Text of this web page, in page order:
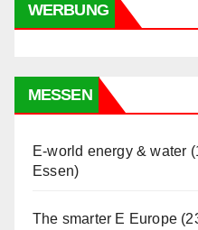
WERBUNG
MESSEN
E-world energy & water
Essen)
The smarter E Europe